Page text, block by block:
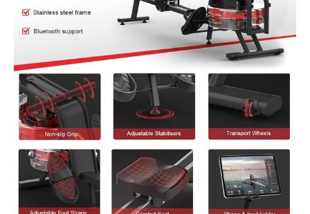
après-vente pour la
machine à ramer.
Retours/échanges
gratuits dans les 1 mois,
remplacement gratuit
des pièces dans les 2
ans. L'équipe
professionnelle du
solutions satisfaisantes
dans les 24 heures.
Achetez en toute
confiance et sans souci